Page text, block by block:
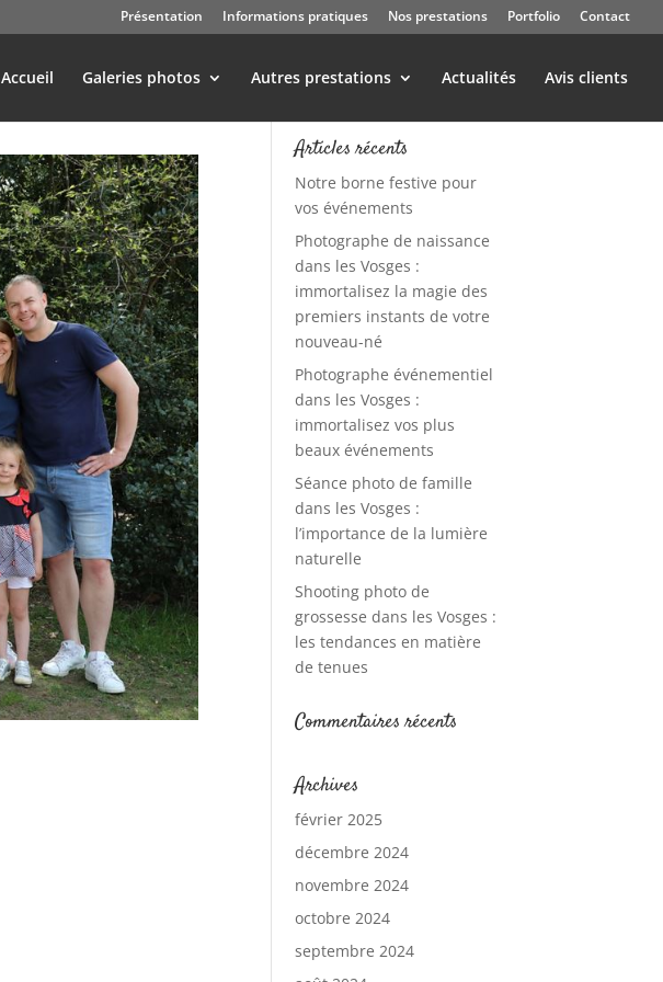
Présentation Informations pratiques Nos prestations Portfolio Contact
Accueil Galeries photos Autres prestations Actualités Avis clients
Articles récents
Notre borne festive pour
vos événements
Photographe de naissance
dans les Vosges :
immortalisez la magie des
premiers instants de votre
nouveau-né
Photographe événementiel
dans les Vosges :
immortalisez vos plus
beaux événements
Séance photo de famille
dans les Vosges :
l’importance de la lumière
naturelle
Shooting photo de
grossesse dans les Vosges :
les tendances en matière
de tenues
Commentaires récents
Archives
février 2025
décembre 2024
novembre 2024
octobre 2024
septembre 2024